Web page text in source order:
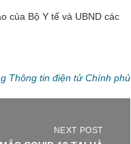
của Bộ Y tế và UBND các
Thông tin điện tử Chính phủ
NEXT POST